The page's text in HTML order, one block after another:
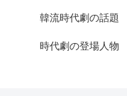
韓流時代劇の話題
時代劇の登場人物